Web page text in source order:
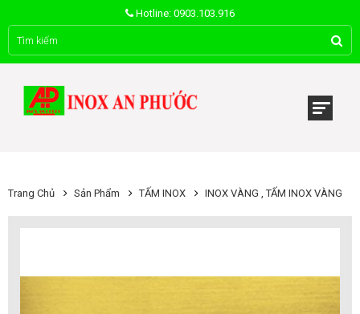
Hotline: 0903.103.916
Trang Chủ Sản Phẩm TẤM INOX INOX VÀNG , TẤM INOX VÀNG